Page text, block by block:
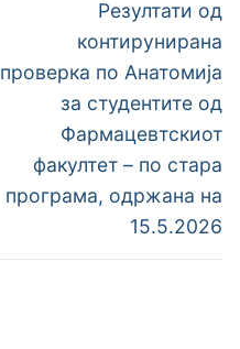
Next
post:
Резултати од
контирунирана
проверка по Анатомија
за студентите од
Фармацевтскиот
факултет – по стара
програма, одржана на
15.5.2026